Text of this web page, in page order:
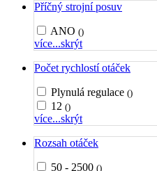
Příčný strojní posuv
ANO ()
více...skrýt
Počet rychlostí otáček
Plynulá regulace ()
12 ()
více...skrýt
Rozsah otáček
50 - 2500 ()